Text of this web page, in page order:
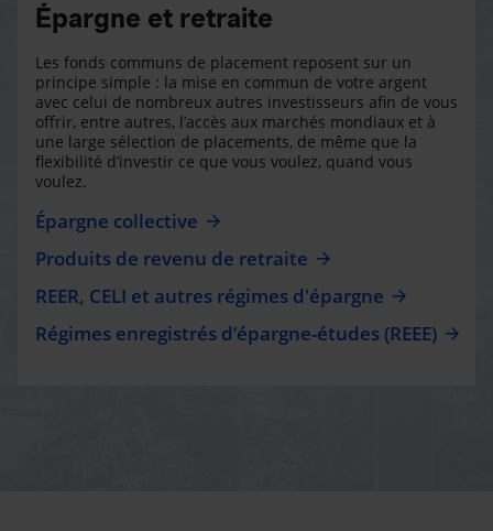
Épargne et retraite
Les fonds communs de placement reposent sur un
principe simple : la mise en commun de votre argent
avec celui de nombreux autres investisseurs afin de vous
offrir, entre autres, l’accès aux marchés mondiaux et à
une large sélection de placements, de même que la
flexibilité d’investir ce que vous voulez, quand vous
voulez.
Épargne collective
Produits de revenu de retraite
REER, CELI et autres régimes d'épargne
Régimes enregistrés d’épargne-études (REEE)